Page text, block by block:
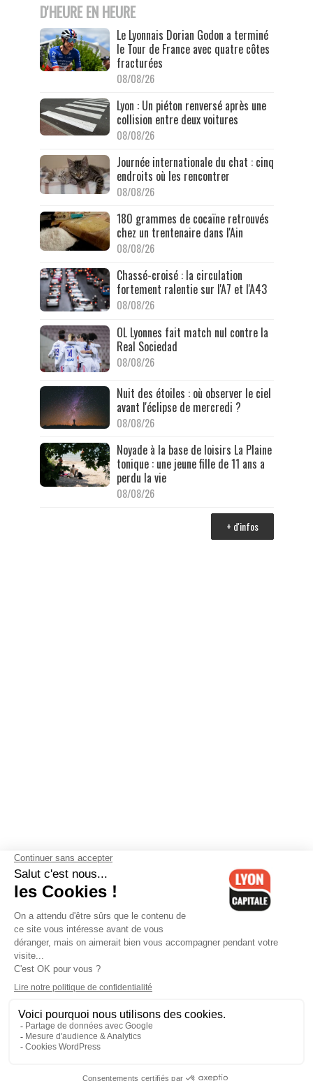
D'HEURE EN HEURE
Le Lyonnais Dorian Godon a terminé
le Tour de France avec quatre côtes
fracturées
08/08/26
Lyon : Un piéton renversé après une
collision entre deux voitures
08/08/26
Journée internationale du chat : cinq
endroits où les rencontrer
08/08/26
180 grammes de cocaïne retrouvés
chez un trentenaire dans l'Ain
08/08/26
Chassé-croisé : la circulation
fortement ralentie sur l'A7 et l'A43
08/08/26
OL Lyonnes fait match nul contre la
Real Sociedad
08/08/26
Nuit des étoiles : où observer le ciel
avant l'éclipse de mercredi ?
08/08/26
Noyade à la base de loisirs La Plaine
tonique : une jeune fille de 11 ans a
perdu la vie
08/08/26
+ d'infos
Contactez-nous-Mentions légales-CGV-Politique de
confidentialité-Gestion des cookies